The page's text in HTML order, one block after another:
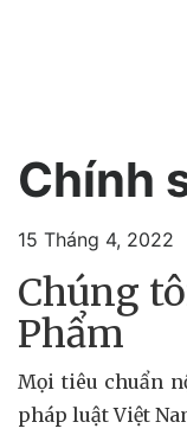
Chính
15 Tháng 4, 2022
Chúng
Phẩm
Mọi tiêu chuẩn
pháp luật Việt